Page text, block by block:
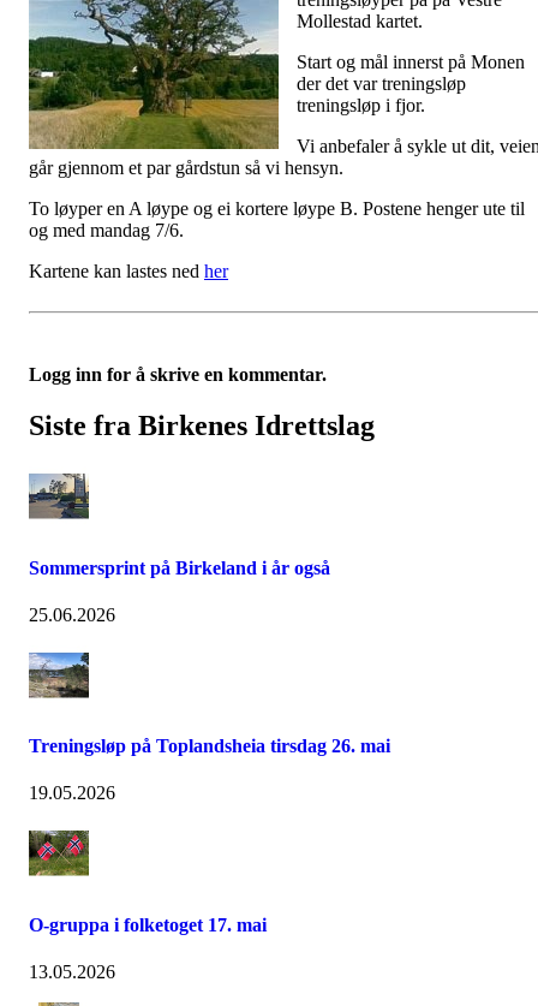
Mollestad kartet.
Start og mål innerst på Monen
der det var treningsløp
treningsløp i fjor.
Vi anbefaler å sykle ut dit,
går gjennom et par gårdstun så vi hensyn.
To løyper en A løype og ei kortere løype B. Postene henger ute til
og med mandag 7/6.
Kartene kan lastes ned her
Logg inn for å skrive en kommentar.
Siste fra Birkenes Idrettslag
Sommersprint på Birkeland i år også
25.06.2026
Treningsløp på Toplandsheia tirsdag 26. mai
19.05.2026
O-gruppa i folketoget 17. mai
13.05.2026